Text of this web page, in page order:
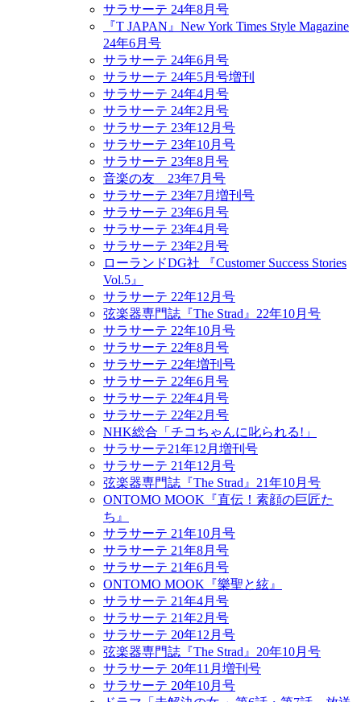
サラサーテ 24年8月号
『T JAPAN』New York Times Style Magazine
24年6月号
サラサーテ 24年6月号
サラサーテ 24年5月号増刊
サラサーテ 24年4月号
サラサーテ 24年2月号
サラサーテ 23年12月号
サラサーテ 23年10月号
サラサーテ 23年8月号
音楽の友 23年7月号
サラサーテ 23年7月増刊号
サラサーテ 23年6月号
サラサーテ 23年4月号
サラサーテ 23年2月号
ローランドDG社 『Customer Success Stories
Vol.5』
サラサーテ 22年12月号
弦楽器専門誌『The Strad』22年10月号
サラサーテ 22年10月号
サラサーテ 22年8月号
サラサーテ 22年増刊号
サラサーテ 22年6月号
サラサーテ 22年4月号
サラサーテ 22年2月号
NHK総合「チコちゃんに叱られる!」
サラサーテ21年12月増刊号
サラサーテ 21年12月号
弦楽器専門誌『The Strad』21年10月号
ONTOMO MOOK『直伝！素顔の巨匠た
ち』
サラサーテ 21年10月号
サラサーテ 21年8月号
サラサーテ 21年6月号
ONTOMO MOOK『樂聖と絃』
サラサーテ 21年4月号
サラサーテ 21年2月号
サラサーテ 20年12月号
弦楽器専門誌『The Strad』20年10月号
サラサーテ 20年11月増刊号
サラサーテ 20年10月号